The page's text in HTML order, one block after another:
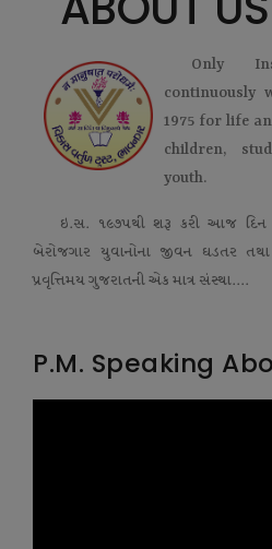
Only
continuously
1975 for life
children,
youth.
ઇ.સ. ૧૯૭૫થી શરૂ કરી આજ દિન
બેરોજગાર યુવાનોના જીવન ઘડતર તથા
પ્રવૃત્તિમય ગુજરાતની એક માત્ર સંસ્થા....
P.M. Speaking